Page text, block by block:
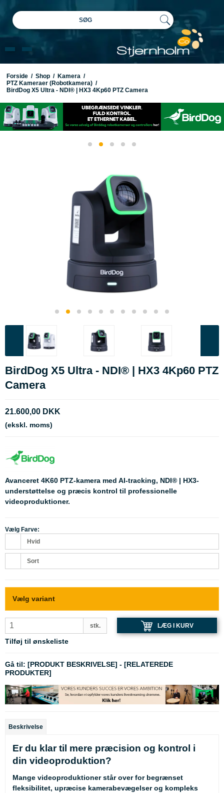
SØG
Forside / Shop / Kamera /
PTZ Kameraer (Robotkamera) /
BirdDog X5 Ultra - NDI® | HX3 4Kp60 PTZ Camera
BirdDog X5 Ultra - NDI® | HX3 4Kp60 PTZ
Camera
21.600,00 DKK
(ekskl. moms)
Avanceret 4K60 PTZ-kamera med AI-tracking, NDI® | HX3-
understøttelse og præcis kontrol til professionelle
videoproduktioner.
Vælg Farve:
Hvid
Sort
Vælg variant
stk. LÆG I KURV
Tilføj til ønskeliste
Gå til: [PRODUKT BESKRIVELSE] - [RELATEREDE
PRODUKTER]
Beskrivelse
Er du klar til mere præcision og kontrol i
din videoproduktion?
Mange videoproduktioner står over for begrænset
fleksibilitet, upræcise kamerabevægelser og kompleks